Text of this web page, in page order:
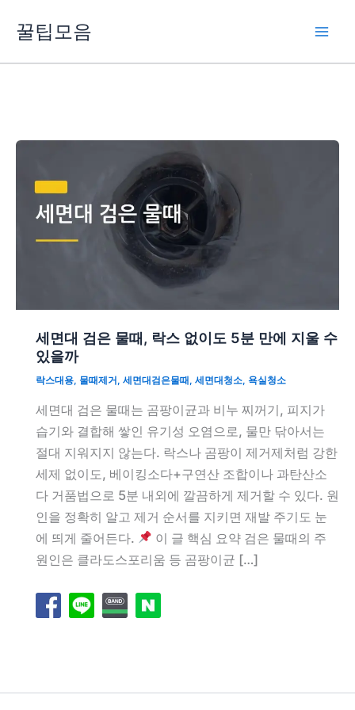
꿀팁모음
세면대 검은 물때, 락스 없이도 5분 만에 지울 수
있을까
락스대용, 물때제거 , 세면대검은물때 , 세면대청소, 욕실청소
세면대 검은 물때는 곰팡이균과 비누 찌꺼기, 피지가
습기와 결합해 쌓인 유기성 오염으로, 물만 닦아서는
절대 지워지지 않는다. 락스나 곰팡이 제거제처럼 강한
세제 없이도, 베이킹소다+구연산 조합이나 과탄산소
다 거품법으로 5분 내외에 깔끔하게 제거할 수 있다. 원
인을 정확히 알고 제거 순서를 지키면 재발 주기도 눈
에 띄게 줄어든다.
이 글 핵심 요약 검은 물때의 주
원인은 클라도스포리움 등 곰팡이균 […]